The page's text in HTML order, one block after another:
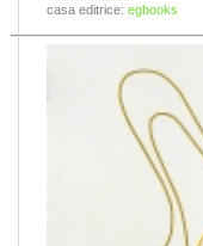
casa editrice: egbooks